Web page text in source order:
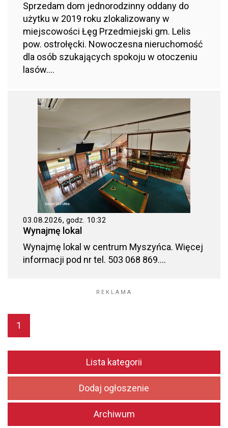
Sprzedam dom jednorodzinny oddany do
użytku w 2019 roku zlokalizowany w
miejscowości Łęg Przedmiejski gm. Lelis
pow. ostrołęcki. Nowoczesna nieruchomość
dla osób szukających spokoju w otoczeniu
lasów....
03.08.2026, godz. 10:32
Wynajmę lokal
Wynajmę lokal w centrum Myszyńca. Więcej
informacji pod nr tel. 503 068 869....
REKLAMA
1
Lista kategorii
Dodaj ogłoszenie
Archiwum